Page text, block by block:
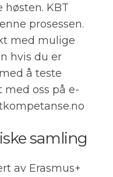
KBT
prosessen.
med mulige
hvis du er
å teste
med oss på e-
samling
av Erasmus+